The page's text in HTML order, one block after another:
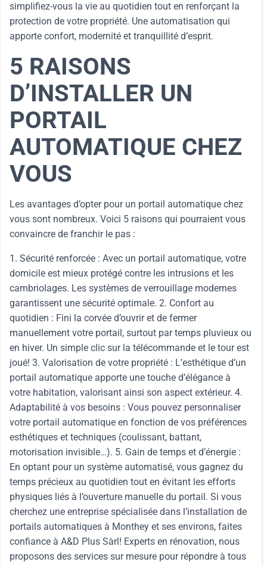
simplifiez-vous la vie au quotidien tout en renforçant la
protection de votre propriété. Une automatisation qui
apporte confort, modernité et tranquillité d’esprit.
5 RAISONS
D’INSTALLER UN
PORTAIL
AUTOMATIQUE CHEZ
VOUS
Les avantages d’opter pour un portail automatique chez
vous sont nombreux. Voici 5 raisons qui pourraient vous
convaincre de franchir le pas :
1. Sécurité renforcée : Avec un portail automatique, votre
domicile est mieux protégé contre les intrusions et les
cambriolages. Les systèmes de verrouillage modernes
garantissent une sécurité optimale. 2. Confort au
quotidien : Fini la corvée d’ouvrir et de fermer
manuellement votre portail, surtout par temps pluvieux ou
en hiver. Un simple clic sur la télécommande et le tour est
joué! 3. Valorisation de votre propriété : L’esthétique d’un
portail automatique apporte une touche d’élégance à
votre habitation, valorisant ainsi son aspect extérieur. 4.
Adaptabilité à vos besoins : Vous pouvez personnaliser
votre portail automatique en fonction de vos préférences
esthétiques et techniques (coulissant, battant,
motorisation invisible…). 5. Gain de temps et d’énergie :
En optant pour un système automatisé, vous gagnez du
temps précieux au quotidien tout en évitant les efforts
physiques liés à l’ouverture manuelle du portail. Si vous
cherchez une entreprise spécialisée dans l’installation de
portails automatiques à Monthey et ses environs, faites
confiance à A&D Plus Sàrl! Experts en rénovation, nous
proposons des services sur mesure pour répondre à tous